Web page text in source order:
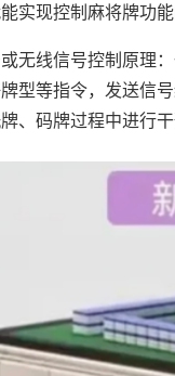
实现控制麻将牌功能
无线信号控制原理
型等指令，发送信
、码牌过程中进行干